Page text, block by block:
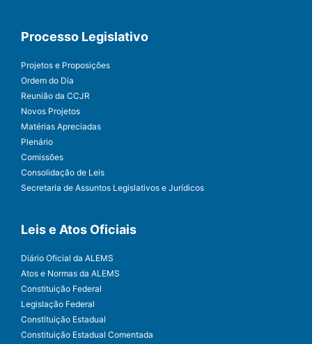
Processo Legislativo
Projetos e Proposições
Ordem do Dia
Reunião da CCJR
Novos Projetos
Matérias Apreciadas
Plenário
Comissões
Consolidação de Leis
Secretaria de Assuntos Legislativos e Jurídicos
Leis e Atos Oficiais
Diário Oficial da ALEMS
Atos e Normas da ALEMS
Constituição Federal
Legislação Federal
Constituição Estadual
Constituição Estadual Comentada